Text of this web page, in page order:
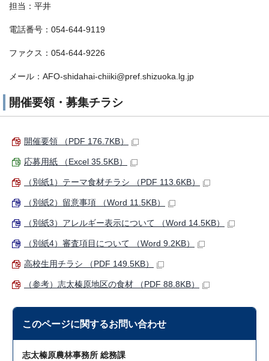
担当：平井
電話番号：054-644-9119
ファクス：054-644-9226
メール：AFO-shidahai-chiiki@pref.shizuoka.lg.jp
開催要領・募集チラシ
開催要領 （PDF 176.7KB）
応募用紙 （Excel 35.5KB）
（別紙1）テーマ食材チラシ （PDF 113.6KB）
（別紙2）留意事項 （Word 11.5KB）
（別紙3）アレルギー表示について （Word 14.5KB）
（別紙4）審査項目について （Word 9.2KB）
高校生用チラシ （PDF 149.5KB）
（参考）志太榛原地区の食材 （PDF 88.8KB）
このページに関するお問い合わせ
志太榛原農林事務所 総務課